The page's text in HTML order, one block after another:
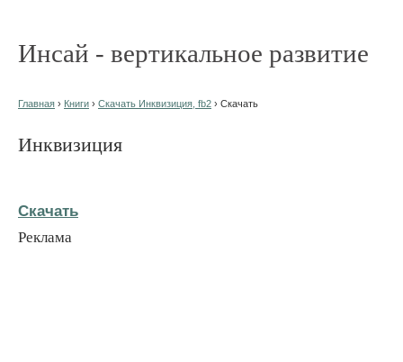
Инсай - вертикальное развитие
Главная › Книги › Скачать Инквизиция, fb2 › Скачать
Инквизиция
Скачать
Реклама